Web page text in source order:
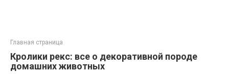
Главная страница
Кролики рекс: все о декоративной породе
домашних животных